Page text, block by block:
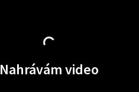
Nahrávám video